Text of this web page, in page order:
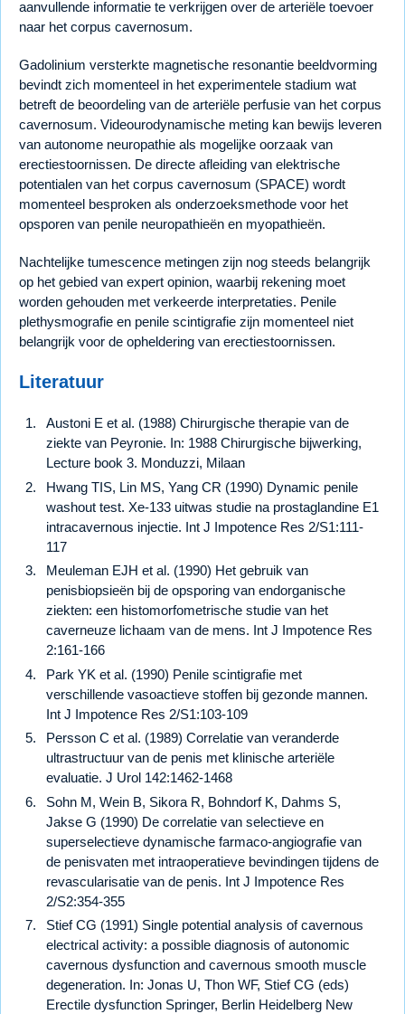
aanvullende informatie te verkrijgen over de arteriële toevoer
naar het corpus cavernosum.
Gadolinium versterkte magnetische resonantie beeldvorming
bevindt zich momenteel in het experimentele stadium wat
betreft de beoordeling van de arteriële perfusie van het corpus
cavernosum. Videourodynamische meting kan bewijs leveren
van autonome neuropathie als mogelijke oorzaak van
erectiestoornissen. De directe afleiding van elektrische
potentialen van het corpus cavernosum (SPACE) wordt
momenteel besproken als onderzoeksmethode voor het
opsporen van penile neuropathieën en myopathieën.
Nachtelijke tumescence metingen zijn nog steeds belangrijk
op het gebied van expert opinion, waarbij rekening moet
worden gehouden met verkeerde interpretaties. Penile
plethysmografie en penile scintigrafie zijn momenteel niet
belangrijk voor de opheldering van erectiestoornissen.
Literatuur
Austoni E et al. (1988) Chirurgische therapie van de
ziekte van Peyronie. In: 1988 Chirurgische bijwerking,
Lecture book 3. Monduzzi, Milaan
Hwang TIS, Lin MS, Yang CR (1990) Dynamic penile
washout test. Xe-133 uitwas studie na prostaglandine E1
intracavernous injectie. Int J Impotence Res 2/S1:111-
117
Meuleman EJH et al. (1990) Het gebruik van
penisbiopsieën bij de opsporing van endorganische
ziekten: een histomorfometrische studie van het
caverneuze lichaam van de mens. Int J Impotence Res
2:161-166
Park YK et al. (1990) Penile scintigrafie met
verschillende vasoactieve stoffen bij gezonde mannen.
Int J Impotence Res 2/S1:103-109
Persson C et al. (1989) Correlatie van veranderde
ultrastructuur van de penis met klinische arteriële
evaluatie. J Urol 142:1462-1468
Sohn M, Wein B, Sikora R, Bohndorf K, Dahms S,
Jakse G (1990) De correlatie van selectieve en
superselectieve dynamische farmaco-angiografie van
de penisvaten met intraoperatieve bevindingen tijdens de
revascularisatie van de penis. Int J Impotence Res
2/S2:354-355
Stief CG (1991) Single potential analysis of cavernous
electrical activity: a possible diagnosis of autonomic
cavernous dysfunction and cavernous smooth muscle
degeneration. In: Jonas U, Thon WF, Stief CG (eds)
Erectile dysfunction Springer, Berlin Heidelberg New